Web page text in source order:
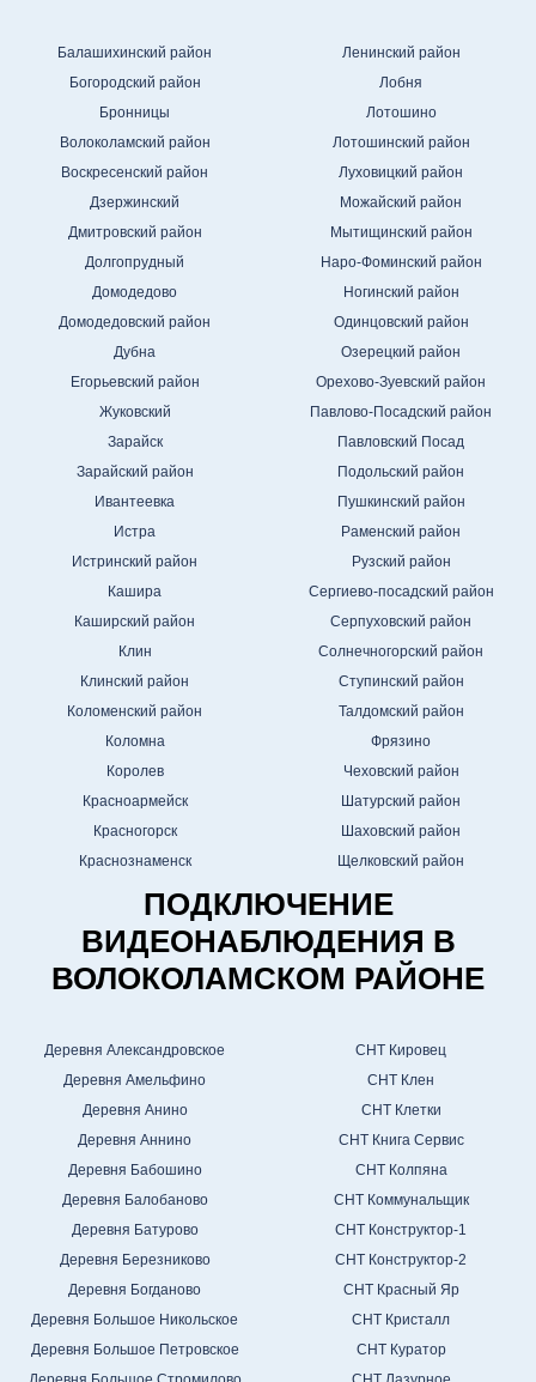
Балашихинский район
Богородский район
Бронницы
Волоколамский район
Воскресенский район
Дзержинский
Дмитровский район
Долгопрудный
Домодедово
Домодедовский район
Дубна
Егорьевский район
Жуковский
Зарайск
Зарайский район
Ивантеевка
Истра
Истринский район
Кашира
Каширский район
Клин
Клинский район
Коломенский район
Коломна
Королев
Красноармейск
Красногорск
Краснознаменск
Ленинский район
Лобня
Лотошино
Лотошинский район
Луховицкий район
Можайский район
Мытищинский район
Наро-Фоминский район
Ногинский район
Одинцовский район
Озерецкий район
Орехово-Зуевский район
Павлово-Посадский район
Павловский Посад
Подольский район
Пушкинский район
Раменский район
Рузский район
Сергиево-посадский район
Серпуховский район
Солнечногорский район
Ступинский район
Талдомский район
Фрязино
Чеховский район
Шатурский район
Шаховский район
Щелковский район
ПОДКЛЮЧЕНИЕ
ВИДЕОНАБЛЮДЕНИЯ В
ВОЛОКОЛАМСКОМ РАЙОНЕ
Деревня Александровское
Деревня Амельфино
Деревня Анино
Деревня Аннино
Деревня Бабошино
Деревня Балобаново
Деревня Батурово
Деревня Березниково
Деревня Богданово
Деревня Большое Никольское
Деревня Большое Петровское
СНТ Кировец
СНТ Клен
СНТ Клетки
СНТ Книга Сервис
СНТ Колпяна
СНТ Коммунальщик
СНТ Конструктор-1
СНТ Конструктор-2
СНТ Красный Яр
СНТ Кристалл
СНТ Куратор